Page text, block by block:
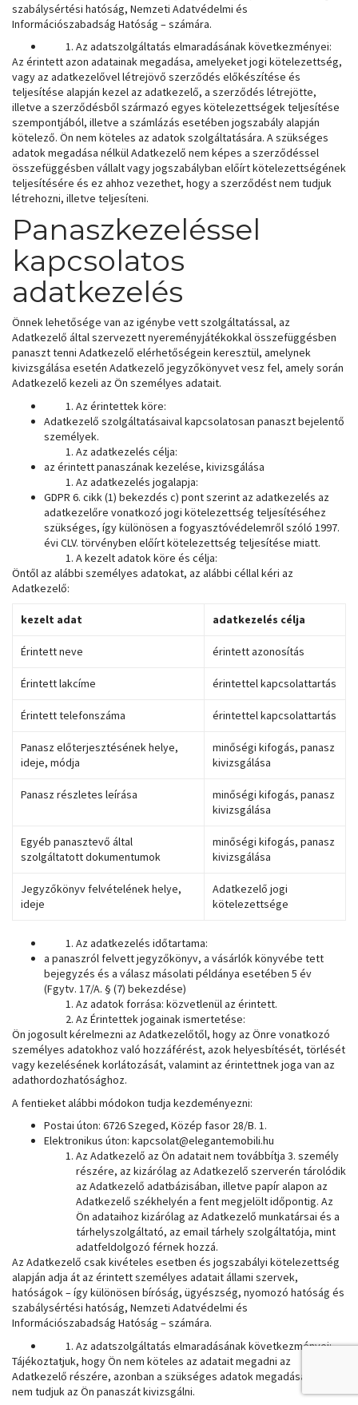
szabálysértési hatóság, Nemzeti Adatvédelmi és
Információszabadság Hatóság – számára.
Az adatszolgáltatás elmaradásának következményei:
Az érintett azon adatainak megadása, amelyeket jogi kötelezettség,
vagy az adatkezelővel létrejövő szerződés előkészítése és
teljesítése alapján kezel az adatkezelő, a szerződés létrejötte,
illetve a szerződésből származó egyes kötelezettségek teljesítése
szempontjából, illetve a számlázás esetében jogszabály alapján
kötelező. Ön nem köteles az adatok szolgáltatására. A szükséges
adatok megadása nélkül Adatkezelő nem képes a szerződéssel
összefüggésben vállalt vagy jogszabályban előírt kötelezettségének
teljesítésére és ez ahhoz vezethet, hogy a szerződést nem tudjuk
létrehozni, illetve teljesíteni.
Panaszkezeléssel
kapcsolatos
adatkezelés
Önnek lehetősége van az igénybe vett szolgáltatással, az
Adatkezelő által szervezett nyereményjátékokkal összefüggésben
panaszt tenni Adatkezelő elérhetőségein keresztül, amelynek
kivizsgálása esetén Adatkezelő jegyzőkönyvet vesz fel, amely során
Adatkezelő kezeli az Ön személyes adatait.
Az érintettek köre:
Adatkezelő szolgáltatásaival kapcsolatosan panaszt bejelentő
személyek.
Az adatkezelés célja:
az érintett panaszának kezelése, kivizsgálása
Az adatkezelés jogalapja:
GDPR 6. cikk (1) bekezdés c) pont szerint az adatkezelés az
adatkezelőre vonatkozó jogi kötelezettség teljesítéséhez
szükséges, így különösen a fogyasztóvédelemről szóló 1997.
évi CLV. törvényben előírt kötelezettség teljesítése miatt.
A kezelt adatok köre és célja:
Öntől az alábbi személyes adatokat, az alábbi céllal kéri az
Adatkezelő:
kezelt adat adatkezelés célja
Érintett neve érintett azonosítás
Érintett lakcíme érintettel kapcsolattartás
Érintett telefonszáma érintettel kapcsolattartás
Panasz előterjesztésének helye,
ideje, módja
minőségi kifogás, panasz
kivizsgálása
Panasz részletes leírása
minőségi kifogás, panasz
kivizsgálása
Egyéb panasztevő által
szolgáltatott dokumentumok
minőségi kifogás, panasz
kivizsgálása
Jegyzőkönyv felvételének helye,
ideje
Adatkezelő jogi
kötelezettsége
Az adatkezelés időtartama:
a panaszról felvett jegyzőkönyv, a vásárlók könyvébe tett
bejegyzés és a válasz másolati példánya esetében 5 év
(Fgytv. 17/A. § (7) bekezdése)
Az adatok forrása: közvetlenül az érintett.
Az Érintettek jogainak ismertetése:
Ön jogosult kérelmezni az Adatkezelőtől, hogy az Önre vonatkozó
személyes adatokhoz való hozzáférést, azok helyesbítését, törlését
vagy kezelésének korlátozását, valamint az érintettnek joga van az
adathordozhatósághoz.
A fentieket alábbi módokon tudja kezdeményezni:
Postai úton: 6726 Szeged, Közép fasor 28/B. 1.
Elektronikus úton: kapcsolat@elegantemobili.hu
Az Adatkezelő az Ön adatait nem továbbítja 3. személy
részére, az kizárólag az Adatkezelő szerverén tárolódik
az Adatkezelő adatbázisában, illetve papír alapon az
Adatkezelő székhelyén a fent megjelölt időpontig. Az
Ön adataihoz kizárólag az Adatkezelő munkatársai és a
tárhelyszolgáltató, az email tárhely szolgáltatója, mint
adatfeldolgozó férnek hozzá.
Az Adatkezelő csak kivételes esetben és jogszabályi kötelezettség
alapján adja át az érintett személyes adatait állami szervek,
hatóságok – így különösen bíróság, ügyészség, nyomozó hatóság és
szabálysértési hatóság, Nemzeti Adatvédelmi és
Információszabadság Hatóság – számára.
Az adatszolgáltatás elmaradásának következményei:
Tájékoztatjuk, hogy Ön nem köteles az adatait megadni az
Adatkezelő részére, azonban a szükséges adatok megadása nélkül
nem tudjuk az Ön panaszát kivizsgálni.